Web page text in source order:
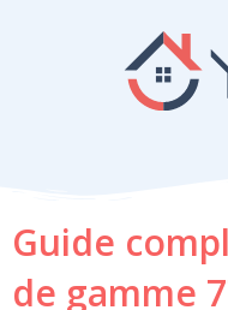
Guide
de gamme